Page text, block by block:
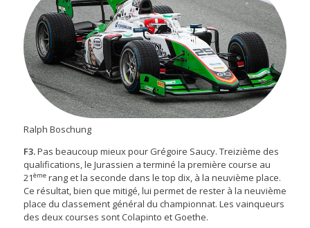
Ralph Boschung
F3.Pas beaucoup mieux pour Grégoire Saucy. Treizième des
qualifications, le Jurassien a terminé la première course au
21ème rang et la seconde dans le top dix, à la neuvième place.
Ce résultat, bien que mitigé, lui permet de rester à la neuvième
place du classement général du championnat. Les vainqueurs
des deux courses sont Colapinto et Goethe.